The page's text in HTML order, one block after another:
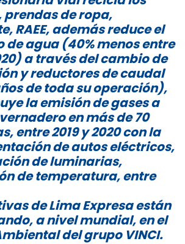
prendas de ropa,
RAEE, además reduce el
de agua (40% menos entre
a través del cambio de
y reductores de caudal
de toda su operación),
la emisión de gases a
en más de 70
entre 2019 y 2020 con la
de autos eléctricos,
de luminarias,
de temperatura, entre
de Lima Expresa están
a nivel mundial, en el
del grupo VINCI.